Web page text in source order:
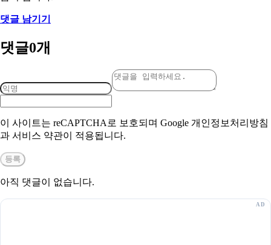
댓글 남기기
댓글0개
이 사이트는 reCAPTCHA로 보호되며 Google 개인정보처리방침
과 서비스 약관이 적용됩니다.
등록
아직 댓글이 없습니다.